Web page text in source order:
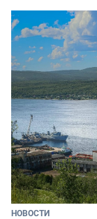
НОВОСТИ